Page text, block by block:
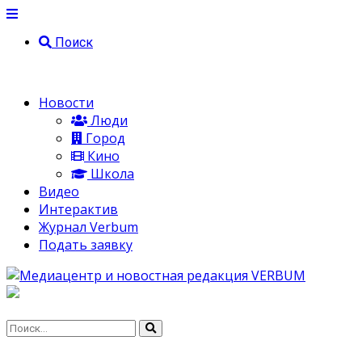
Поиск
Новости
Люди
Город
Кино
Школа
Видео
Интерактив
Журнал Verbum
Подать заявку